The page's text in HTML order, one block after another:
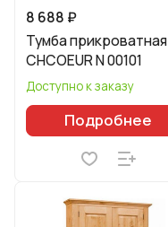
8 688 ₽
Тумба прикроватная
CHCOEUR N 00101
Доступно к заказу
Подробнее